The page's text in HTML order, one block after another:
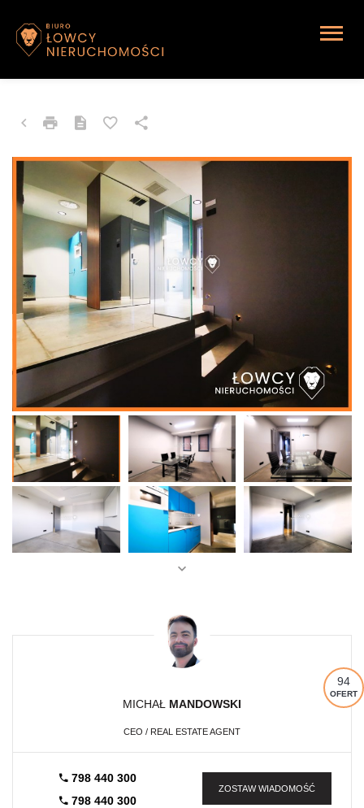
Katowice, Brynów
94
OFERT
MICHAŁ MANDOWSKI
CEO / REAL ESTATE AGENT
798 440 300
798 440 300
ZOSTAW WIADOMOŚĆ